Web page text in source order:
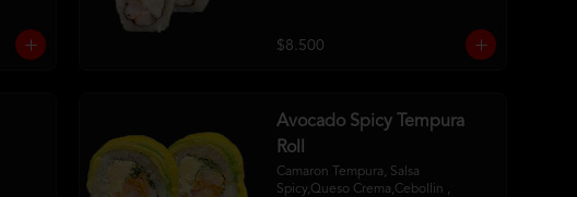
$8.500
Avocado Spicy Tempura
Roll
Camaron Tempura, Salsa
Spicy,Queso Crema,Cebollin ,